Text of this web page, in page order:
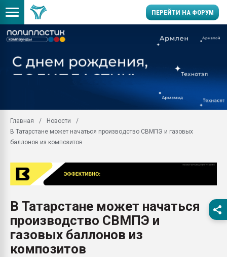
ПЕРЕЙТИ НА ФОРУМ
заводу пластмасс"
первый план в
28.07.2026
ситуацией на
Главная
Новости
В Татарстане может начаться производство СВМПЭ и газовых
баллонов из композитов
В Татарстане может начаться
производство СВМПЭ и
газовых баллонов из
композитов